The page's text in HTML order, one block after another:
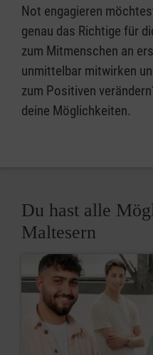
Not engagieren
genau das Richtige für
zum Mitmenschen an
unmittelbar mitwirken
zum Positiven
deine Möglichkeiten.
Du hast alle
Maltesern